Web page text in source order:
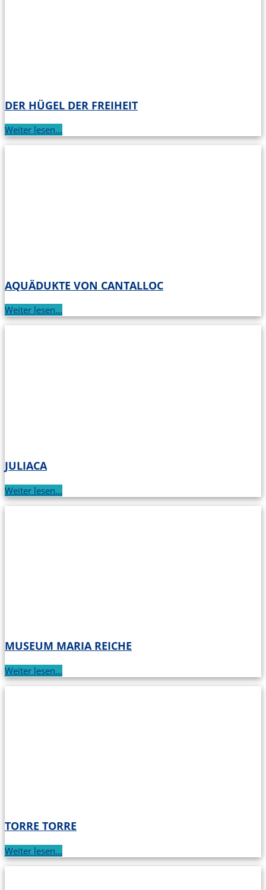
DER HÜGEL DER FREIHEIT
Weiter lesen...
AQUÄDUKTE VON CANTALLOC
Weiter lesen...
JULIACA
Weiter lesen...
MUSEUM MARIA REICHE
Weiter lesen...
TORRE TORRE
Weiter lesen...